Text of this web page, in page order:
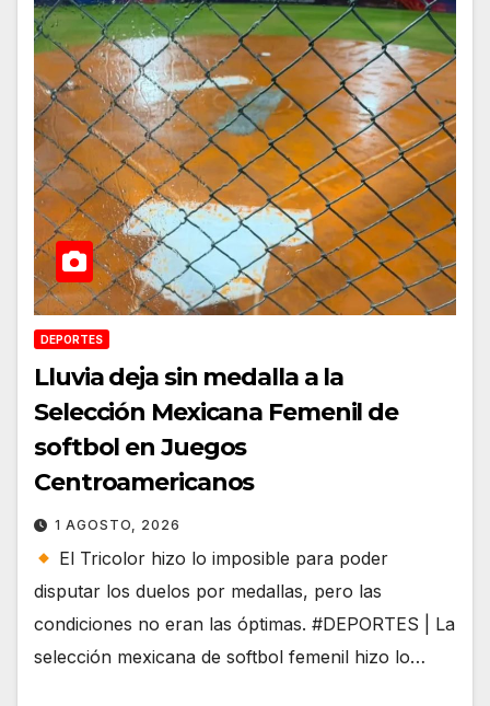
DEPORTES
Lluvia deja sin medalla a la
Selección Mexicana Femenil de
softbol en Juegos
Centroamericanos
1 AGOSTO, 2026
El Tricolor hizo lo imposible para poder
disputar los duelos por medallas, pero las
condiciones no eran las óptimas. #DEPORTES | La
selección mexicana de softbol femenil hizo lo…